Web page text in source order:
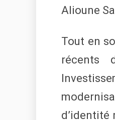
Alioune
Tout en
récents
d’identité